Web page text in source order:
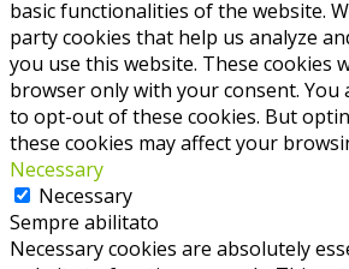
basic functionalities of the website.
party cookies that help us analyze
you use this website. These cookies
browser only with your consent. You
to opt-out of these cookies. But
these cookies may affect your
Necessary
Necessary
Sempre abilitato
Necessary cookies are absolutely